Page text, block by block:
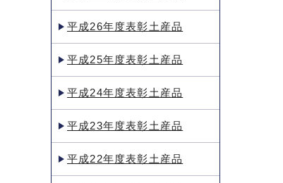
平成26年度表彰土産品
平成25年度表彰土産品
平成24年度表彰土産品
平成23年度表彰土産品
平成22年度表彰土産品